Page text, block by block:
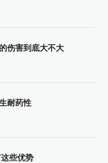
伤害到底大不大
耐药性
些优势